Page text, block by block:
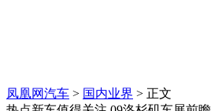
凤凰网汽车 > 国内业界 > 正文